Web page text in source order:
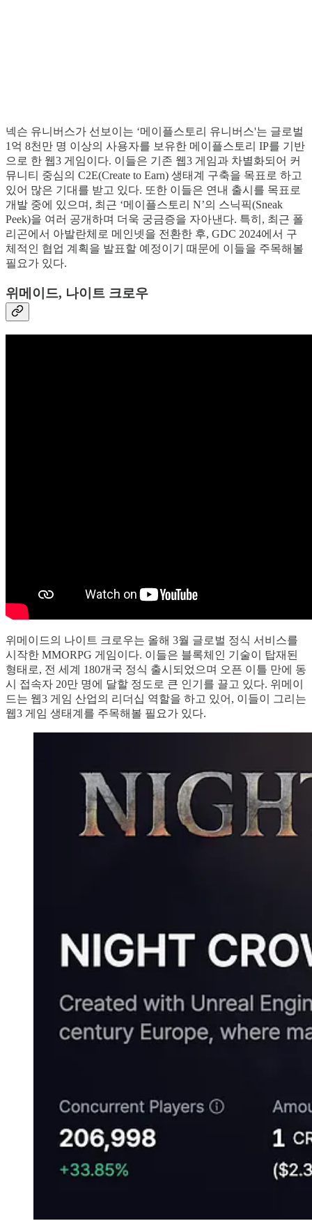
넥슨 유니버스가 선보이는 ‘메이플스토리 유니버스'는 글로벌
1억 8천만 명 이상의 사용자를 보유한 메이플스토리 IP를 기반
으로 한 웹3 게임이다. 이들은 기존 웹3 게임과 차별화되어 커
뮤니티 중심의 C2E(Create to Earn) 생태계 구축을 목표로 하고
있어 많은 기대를 받고 있다. 또한 이들은 연내 출시를 목표로
개발 중에 있으며, 최근 ‘메이플스토리 N’의 스닉픽(Sneak
Peek)을 여러 공개하며 더욱 궁금증을 자아낸다. 특히, 최근 폴
리곤에서 아발란체로 메인넷을 전환한 후, GDC 2024에서 구
체적인 협업 계획을 발표할 예정이기 때문에 이들을 주목해볼
필요가 있다.
위메이드, 나이트 크로우
위메이드의 나이트 크로우는 올해 3월 글로벌 정식 서비스를
시작한 MMORPG 게임이다. 이들은 블록체인 기술이 탑재된
형태로, 전 세계 180개국 정식 출시되었으며 오픈 이틀 만에 동
시 접속자 20만 명에 달할 정도로 큰 인기를 끌고 있다. 위메이
드는 웹3 게임 산업의 리더십 역할을 하고 있어, 이들이 그리는
웹3 게임 생태계를 주목해볼 필요가 있다.